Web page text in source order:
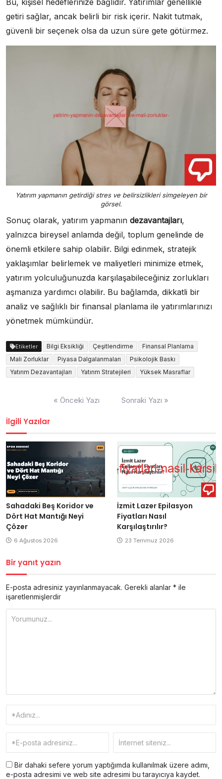
Bu, kişisel hedeflerinize bağlıdır. Yatırımlar genellikle
getiri sağlar, ancak belirli bir risk içerir. Nakit tutmak,
güvenli bir seçenek olsa da uzun süre gete götürmez.
Yatırım yapmanın getirdiği stres ve belirsizlikleri simgeleyen bir
görsel.
Sonuç olarak, yatırım yapmanın dezavantajları,
yalnızca bireysel anlamda değil, toplum genelinde de
önemli etkilere sahip olabilir. Bilgi edinmek, stratejik
yaklaşımlar belirlemek ve maliyetleri minimize etmek,
yatırım yolculuğunuzda karşılaşabileceğiniz zorlukları
aşmanıza yardımcı olabilir. Bu bağlamda, dikkatli bir
analiz ve sağlıklı bir finansal planlama ile yatırımlarınızı
yönetmek mümkündür.
Etiketler Bilgi Eksikliği Çeşitlendirme
Finansal Planlama
Mali Zorluklar
Piyasa Dalgalanmaları
Psikolojik Baskı
Yatırım Dezavantajları
Yatırım Stratejileri Yüksek Masraflar
« Önceki Yazı Sonraki Yazı »
İlgili Yazılar
Sahadaki Beş Koridor ve
Dört Hat Mantığı Neyi
Çözer
6 Ağustos 2026
İzmit Lazer Epilasyon
Fiyatları Nasıl
Karşılaştırılır?
23 Temmuz 2026
Bir yanıt yazın
E-posta adresiniz yayınlanmayacak. Gerekli alanlar * ile
işaretlenmişlerdir
Bir dahaki sefere yorum yaptığımda kullanılmak üzere adımı,
e-posta adresimi ve web site adresimi bu tarayıcıya kaydet.